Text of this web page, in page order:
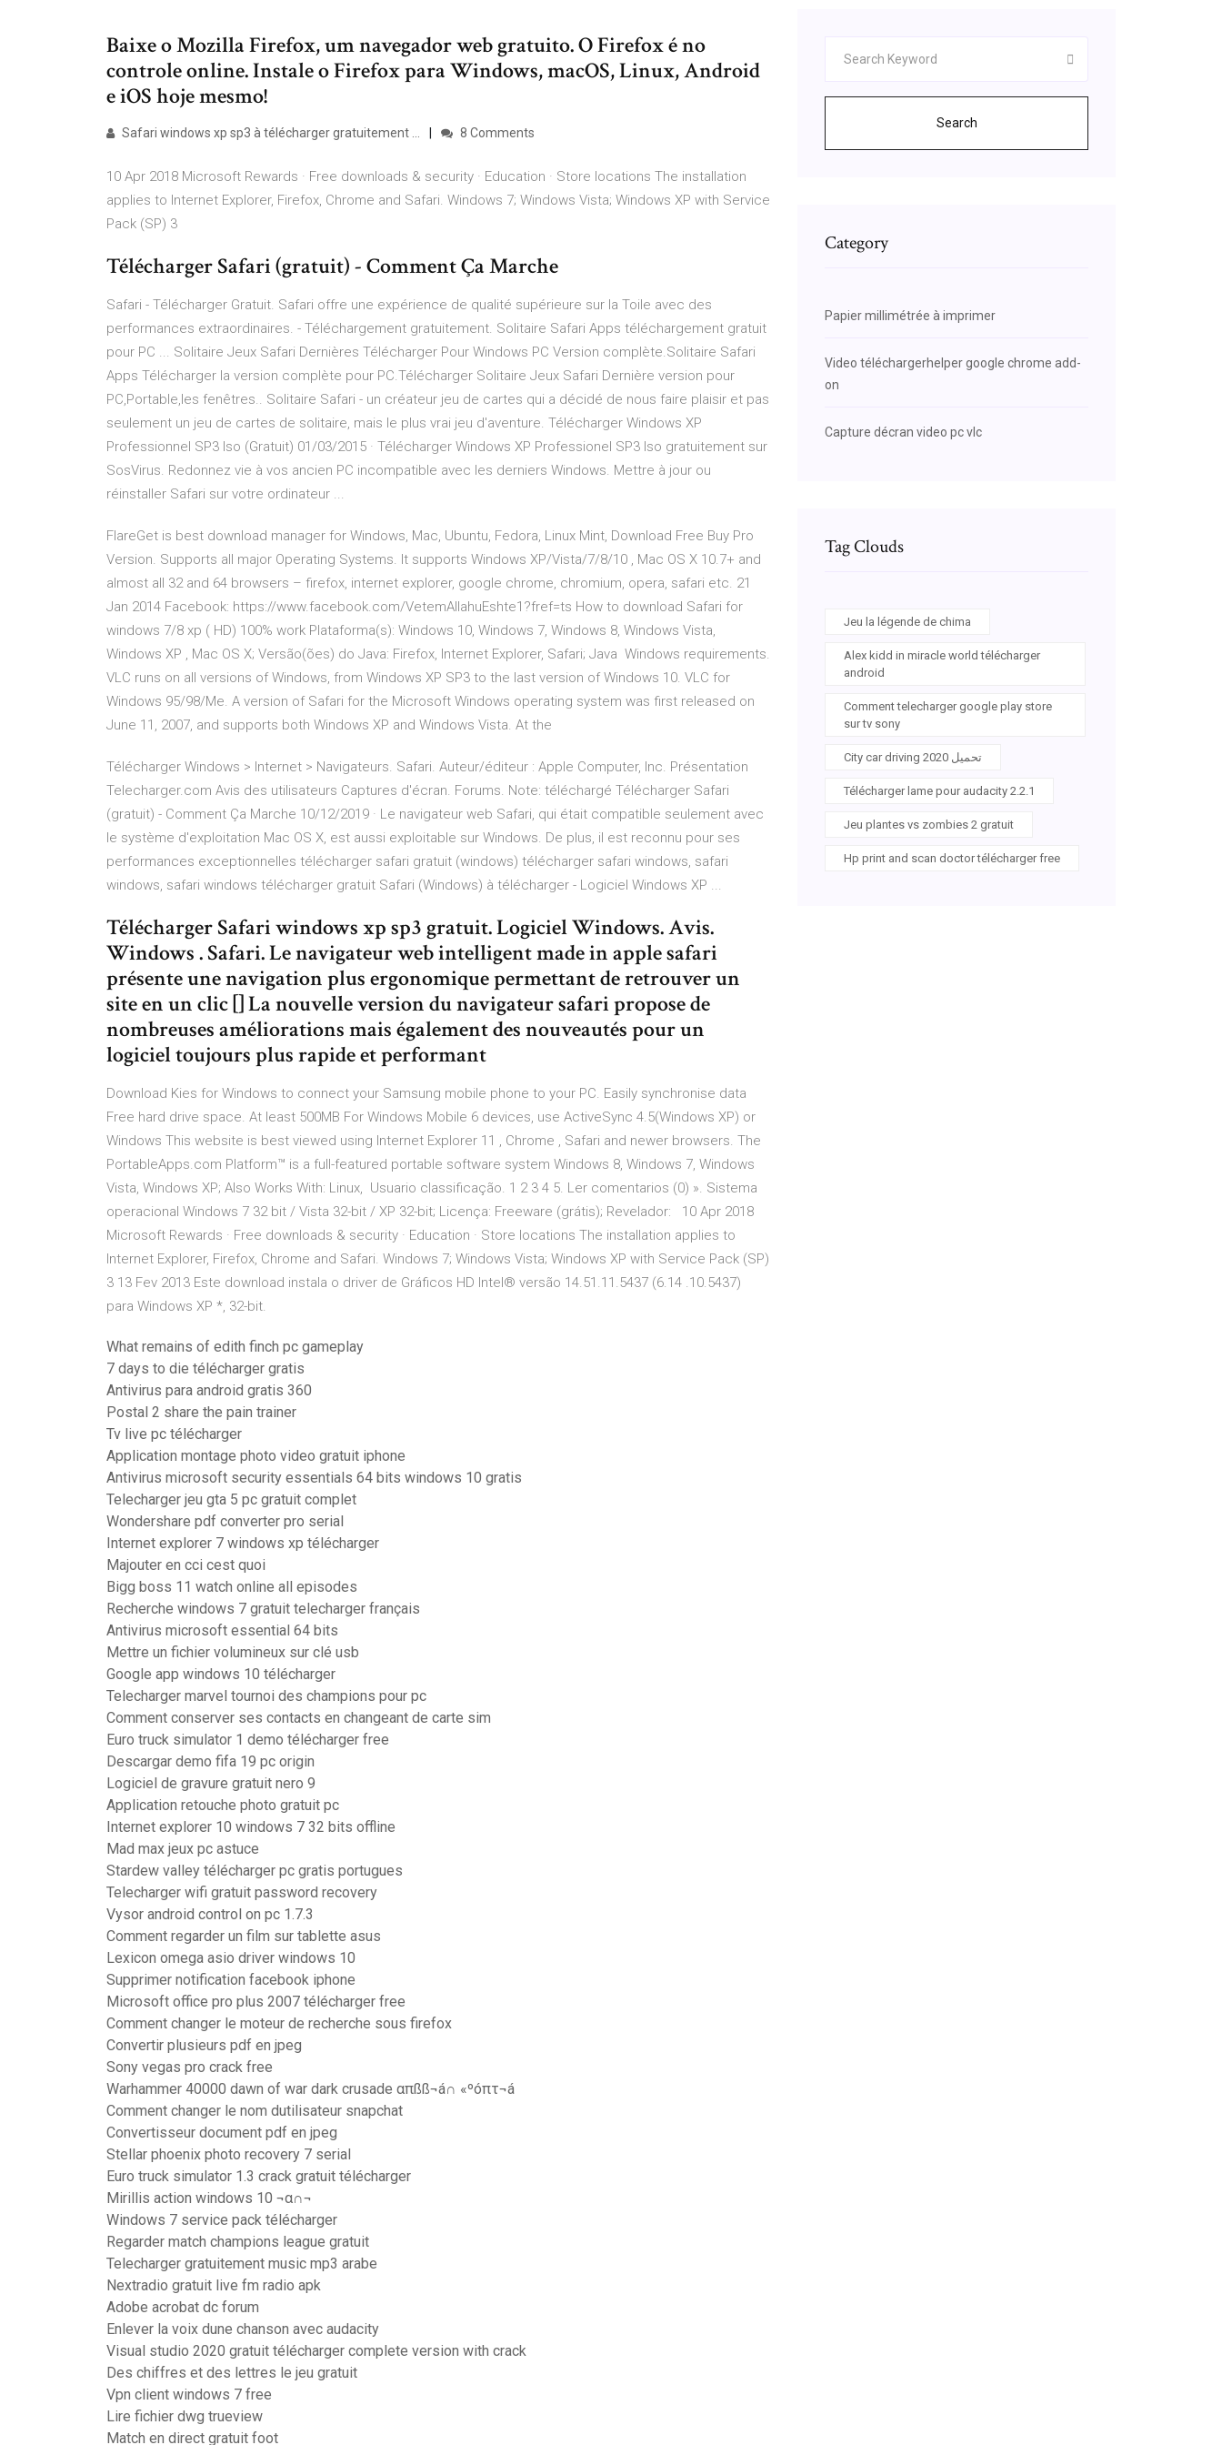
Baixe o Mozilla Firefox, um navegador web gratuito. O Firefox é no
controle online. Instale o Firefox para Windows, macOS, Linux, Android
e iOS hoje mesmo!
Safari windows xp sp3 à télécharger gratuitement ... 8 Comments
10 Apr 2018 Microsoft Rewards · Free downloads & security · Education · Store locations The installation
applies to Internet Explorer, Firefox, Chrome and Safari. Windows 7; Windows Vista; Windows XP with Service
Pack (SP) 3
Télécharger Safari (gratuit) - Comment Ça Marche
Safari - Télécharger Gratuit. Safari offre une expérience de qualité supérieure sur la Toile avec des
performances extraordinaires. - Téléchargement gratuitement. Solitaire Safari Apps téléchargement gratuit
pour PC ... Solitaire Jeux Safari Dernières Télécharger Pour Windows PC Version complète.Solitaire Safari
Apps Télécharger la version complète pour PC.Télécharger Solitaire Jeux Safari Dernière version pour
PC,Portable,les fenêtres.. Solitaire Safari - un créateur jeu de cartes qui a décidé de nous faire plaisir et pas
seulement un jeu de cartes de solitaire, mais le plus vrai jeu d'aventure. Télécharger Windows XP
Professionnel SP3 Iso (Gratuit) 01/03/2015 · Télécharger Windows XP Professionel SP3 Iso gratuitement sur
SosVirus. Redonnez vie à vos ancien PC incompatible avec les derniers Windows. Mettre à jour ou
réinstaller Safari sur votre ordinateur ...
FlareGet is best download manager for Windows, Mac, Ubuntu, Fedora, Linux Mint, Download Free Buy Pro
Version. Supports all major Operating Systems. It supports Windows XP/Vista/7/8/10 , Mac OS X 10.7+ and
almost all 32 and 64 browsers – firefox, internet explorer, google chrome, chromium, opera, safari etc. 21
Jan 2014 Facebook: https://www.facebook.com/VetemAllahuEshte1?fref=ts How to download Safari for
windows 7/8 xp ( HD) 100% work Plataforma(s): Windows 10, Windows 7, Windows 8, Windows Vista,
Windows XP , Mac OS X; Versão(ões) do Java: Firefox, Internet Explorer, Safari; Java Windows requirements.
VLC runs on all versions of Windows, from Windows XP SP3 to the last version of Windows 10. VLC for
Windows 95/98/Me. A version of Safari for the Microsoft Windows operating system was first released on
June 11, 2007, and supports both Windows XP and Windows Vista. At the
Télécharger Windows > Internet > Navigateurs. Safari. Auteur/éditeur : Apple Computer, Inc. Présentation
Telecharger.com Avis des utilisateurs Captures d'écran. Forums. Note: téléchargé Télécharger Safari
(gratuit) - Comment Ça Marche 10/12/2019 · Le navigateur web Safari, qui était compatible seulement avec
le système d'exploitation Mac OS X, est aussi exploitable sur Windows. De plus, il est reconnu pour ses
performances exceptionnelles télécharger safari gratuit (windows) télécharger safari windows, safari
windows, safari windows télécharger gratuit Safari (Windows) à télécharger - Logiciel Windows XP ...
Télécharger Safari windows xp sp3 gratuit. Logiciel Windows. Avis.
Windows . Safari. Le navigateur web intelligent made in apple safari
présente une navigation plus ergonomique permettant de retrouver un
site en un clic [] La nouvelle version du navigateur safari propose de
nombreuses améliorations mais également des nouveautés pour un
logiciel toujours plus rapide et performant
Download Kies for Windows to connect your Samsung mobile phone to your PC. Easily synchronise data
Free hard drive space. At least 500MB For Windows Mobile 6 devices, use ActiveSync 4.5(Windows XP) or
Windows This website is best viewed using Internet Explorer 11 , Chrome , Safari and newer browsers. The
PortableApps.com Platform™ is a full-featured portable software system Windows 8, Windows 7, Windows
Vista, Windows XP; Also Works With: Linux, Usuario classificação. 1 2 3 4 5. Ler comentarios (0) ». Sistema
operacional Windows 7 32 bit / Vista 32-bit / XP 32-bit; Licença: Freeware (grátis); Revelador: 10 Apr 2018
Microsoft Rewards · Free downloads & security · Education · Store locations The installation applies to
Internet Explorer, Firefox, Chrome and Safari. Windows 7; Windows Vista; Windows XP with Service Pack (SP)
3 13 Fev 2013 Este download instala o driver de Gráficos HD Intel® versão 14.51.11.5437 (6.14 .10.5437)
para Windows XP *, 32-bit.
What remains of edith finch pc gameplay
7 days to die télécharger gratis
Antivirus para android gratis 360
Postal 2 share the pain trainer
Tv live pc télécharger
Application montage photo video gratuit iphone
Antivirus microsoft security essentials 64 bits windows 10 gratis
Telecharger jeu gta 5 pc gratuit complet
Wondershare pdf converter pro serial
Internet explorer 7 windows xp télécharger
Majouter en cci cest quoi
Bigg boss 11 watch online all episodes
Recherche windows 7 gratuit telecharger français
Antivirus microsoft essential 64 bits
Mettre un fichier volumineux sur clé usb
Google app windows 10 télécharger
Telecharger marvel tournoi des champions pour pc
Comment conserver ses contacts en changeant de carte sim
Euro truck simulator 1 demo télécharger free
Descargar demo fifa 19 pc origin
Logiciel de gravure gratuit nero 9
Application retouche photo gratuit pc
Internet explorer 10 windows 7 32 bits offline
Mad max jeux pc astuce
Stardew valley télécharger pc gratis portugues
Telecharger wifi gratuit password recovery
Vysor android control on pc 1.7.3
Comment regarder un film sur tablette asus
Lexicon omega asio driver windows 10
Supprimer notification facebook iphone
Microsoft office pro plus 2007 télécharger free
Comment changer le moteur de recherche sous firefox
Convertir plusieurs pdf en jpeg
Sony vegas pro crack free
Warhammer 40000 dawn of war dark crusade απßß¬á∩ «ºóπτ¬á
Comment changer le nom dutilisateur snapchat
Convertisseur document pdf en jpeg
Stellar phoenix photo recovery 7 serial
Euro truck simulator 1.3 crack gratuit télécharger
Mirillis action windows 10 ¬α∩¬
Windows 7 service pack télécharger
Regarder match champions league gratuit
Telecharger gratuitement music mp3 arabe
Nextradio gratuit live fm radio apk
Adobe acrobat dc forum
Enlever la voix dune chanson avec audacity
Visual studio 2020 gratuit télécharger complete version with crack
Des chiffres et des lettres le jeu gratuit
Vpn client windows 7 free
Lire fichier dwg trueview
Match en direct gratuit foot
Search
Category
Papier millimétrée à imprimer
Video téléchargerhelper google chrome add-
on
Capture décran video pc vlc
Tag Clouds
Jeu la légende de chima
Alex kidd in miracle world télécharger
android
Comment telecharger google play store
sur tv sony
City car driving 2020 تحميل
Télécharger lame pour audacity 2.2.1
Jeu plantes vs zombies 2 gratuit
Hp print and scan doctor télécharger free